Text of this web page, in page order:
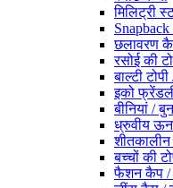
मिलिट्री
छलावरण
रसोई की
बाल्टी
इको
बीनियां /
ध्रुवीय ऊन
शीतकालीन
बच्चों की
फैशन कैप /